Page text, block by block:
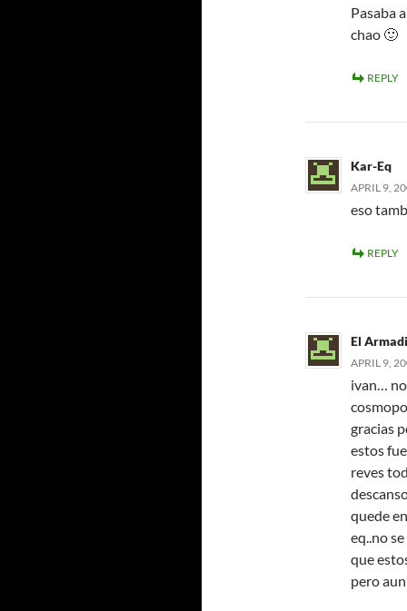
Pasaba
chao 🙂
REPLY
Kar-Eq
APRIL 9,
eso
REPLY
El
APRIL 9,
ivan… no
gracias
estos
reves
quede
eq..no
que
pero